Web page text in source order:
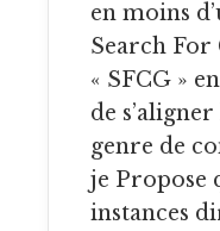
en moins
Search
« SFCG »
de
genre de
je Propose
instances